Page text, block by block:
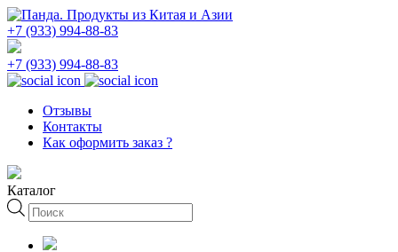
+7 (933) 994-88-83
+7 (933) 994-88-83
Отзывы
Контакты
Как оформить заказ ?
Каталог
Поиск
товаров